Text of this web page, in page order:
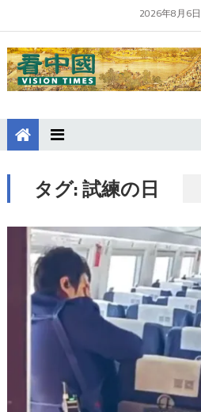
2026年8月6日
タグ:試練の日